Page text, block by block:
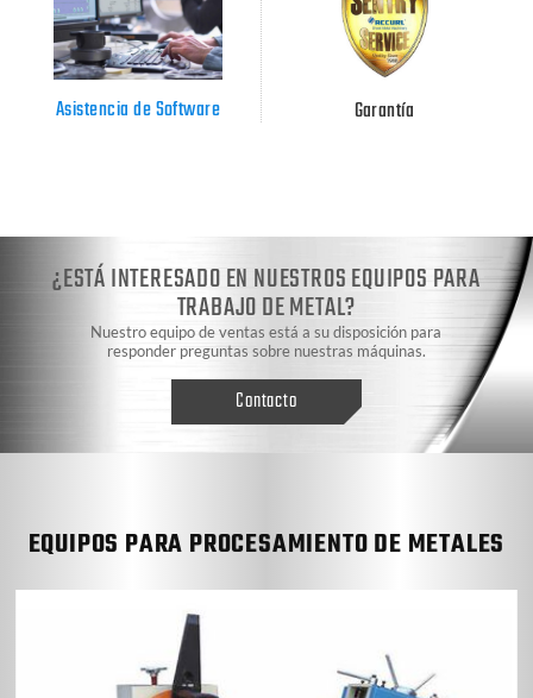
Asistencia de Software Garantía
¿ESTÁ INTERESADO EN NUESTROS EQUIPOS PARA
TRABAJO DE METAL?
Nuestro equipo de ventas está a su disposición para
responder preguntas sobre nuestras máquinas.
Contacto
EQUIPOS PARA PROCESAMIENTO DE METALES